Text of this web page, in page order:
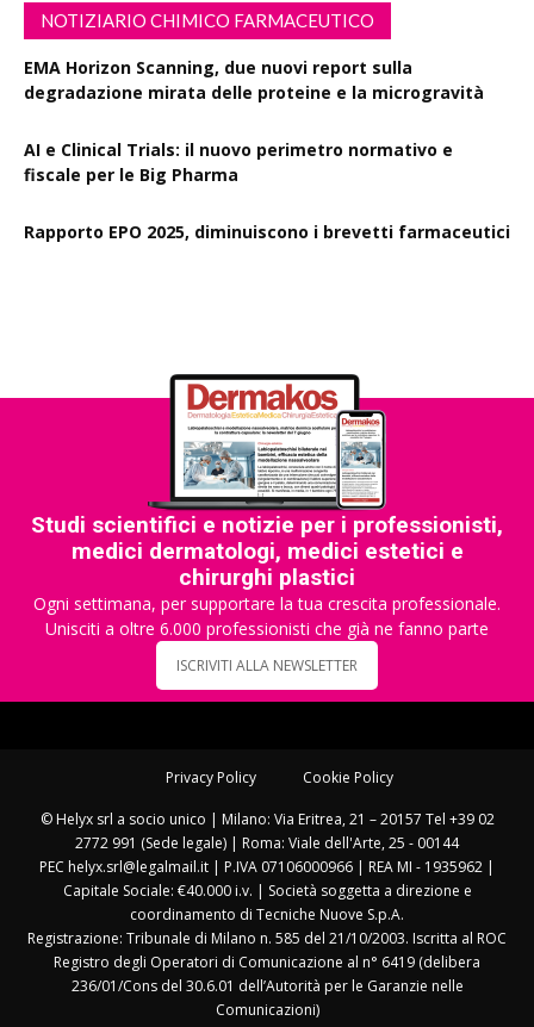
NOTIZIARIO CHIMICO FARMACEUTICO
EMA Horizon Scanning, due nuovi report sulla
degradazione mirata delle proteine e la microgravità
AI e Clinical Trials: il nuovo perimetro normativo e
fiscale per le Big Pharma
Rapporto EPO 2025, diminuiscono i brevetti farmaceutici
Studi scientifici e notizie per i professionisti,
medici dermatologi, medici estetici e
chirurghi plastici
Ogni settimana, per supportare la tua crescita professionale.
Unisciti a oltre 6.000 professionisti che già ne fanno parte
ISCRIVITI ALLA NEWSLETTER
Privacy Policy Cookie Policy
© Helyx srl a socio unico | Milano: Via Eritrea, 21 – 20157 Tel +39 02
2772 991 (Sede legale) | Roma: Viale dell'Arte, 25 - 00144
PEC helyx.srl@legalmail.it | P.IVA 07106000966 | REA MI - 1935962 |
Capitale Sociale: €40.000 i.v. | Società soggetta a direzione e
coordinamento di Tecniche Nuove S.p.A.
Registrazione: Tribunale di Milano n. 585 del 21/10/2003. Iscritta al ROC
Registro degli Operatori di Comunicazione al n° 6419 (delibera
236/01/Cons del 30.6.01 dell’Autorità per le Garanzie nelle
Comunicazioni)